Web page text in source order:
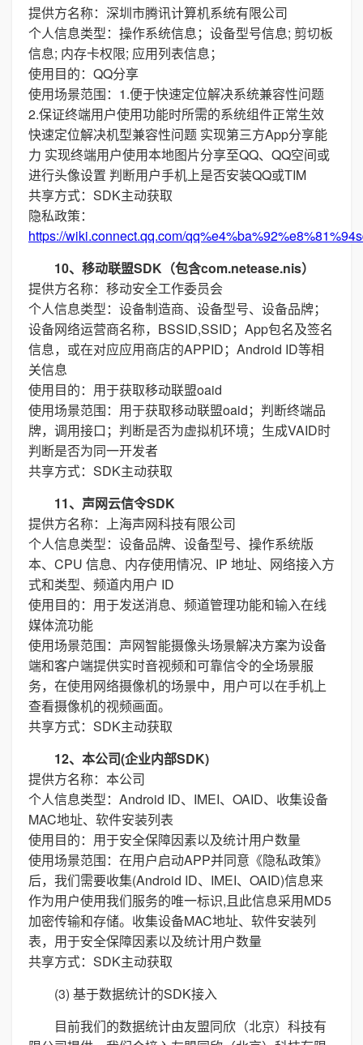
提供方名称：深圳市腾讯计算机系统有限公司
个人信息类型：操作系统信息；设备型号信息; 剪切板
信息; 内存卡权限; 应用列表信息；
使用目的：QQ分享
使用场景范围：1.便于快速定位解决系统兼容性问题
2.保证终端用户使用功能时所需的系统组件正常生效
快速定位解决机型兼容性问题 实现第三方App分享能
力 实现终端用户使用本地图片分享至QQ、QQ空间或
进行头像设置 判断用户手机上是否安装QQ或TIM
共享方式：SDK主动获取
隐私政策：
https://wiki.connect.qq.com/
10、移动联盟SDK（包含com.netease.nis）
提供方名称：移动安全工作委员会
个人信息类型：设备制造商、设备型号、设备品牌；
设备网络运营商名称，BSSID,SSID；App包名及签名
信息，或在对应应用商店的APPID；Android ID等相
关信息
使用目的：用于获取移动联盟oaid
使用场景范围：用于获取移动联盟oaid；判断终端品
牌，调用接口；判断是否为虚拟机环境；生成VAID时
判断是否为同一开发者
共享方式：SDK主动获取
11、声网云信令SDK
提供方名称：上海声网科技有限公司
个人信息类型：设备品牌、设备型号、操作系统版
本、CPU 信息、内存使用情况、IP 地址、网络接入方
式和类型、频道内用户 ID
使用目的：用于发送消息、频道管理功能和输入在线
媒体流功能
使用场景范围：声网智能摄像头场景解决方案为设备
端和客户端提供实时音视频和可靠信令的全场景服
务，在使用网络摄像机的场景中，用户可以在手机上
查看摄像机的视频画面。
共享方式：SDK主动获取
12、本公司(企业内部SDK)
提供方名称：本公司
个人信息类型：Android ID、IMEI、OAID、收集设备
MAC地址、软件安装列表
使用目的：用于安全保障因素以及统计用户数量
使用场景范围：在用户启动APP并同意《隐私政策》
后，我们需要收集(Android ID、IMEI、OAID)信息来
作为用户使用我们服务的唯一标识,且此信息采用MD5
加密传输和存储。收集设备MAC地址、软件安装列
表，用于安全保障因素以及统计用户数量
共享方式：SDK主动获取
(3) 基于数据统计的SDK接入
目前我们的数据统计由友盟同欣（北京）科技有